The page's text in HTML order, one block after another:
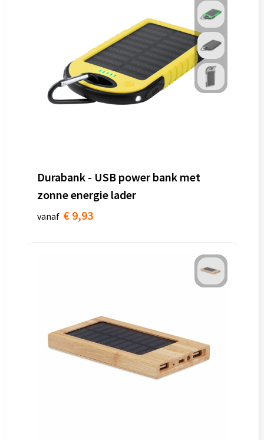
Durabank - USB power bank met
zonne energie lader
vanaf € 9,93